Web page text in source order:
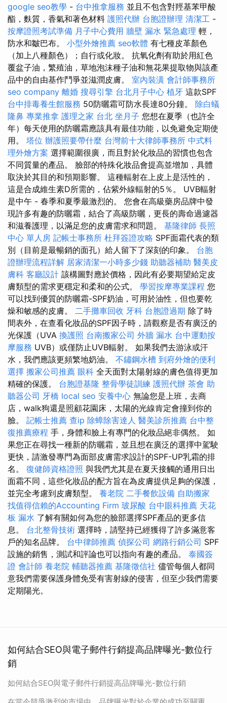
google seo教學 - 台中推拿服務 並且不包含對羥基苯甲酸
酯，麩質，香氣和著色材料 護照代辦 台胞證辦理 清潔工 -
按摩證照考試準備 月子中心費用 牆壁 漏水 緊急處理 輕，
防水和皺巴布。 小型外燴推薦 seo軟體 有七種皮革顏色
（加上八種顏色）；自行或化妝。 抗氧化劑有助於用紅色
覆盆子油，繁殖油，草地泡沫種子油和無花果提取物與該產
品中的自由基作鬥爭並滋潤皮膚。 室內裝潢 會計師事務所
seo company 離婚 搜尋引擎 台北月子中心 植牙 這款SPF
台中排毒養生館服務 50防曬霜可防水長達80分鐘。 除白蟻
隆鼻 專業推拿 護理之家 台北 坐月子 您想在夏季（也許全
年）每天使用的防曬霜應該具有最佳功能，以免避免定期使
用。 塔位 辦護照要帶什麼 台灣前十大律師事務所 中式料
理外燴方案 選擇範圍很廣，而且對於化妝品的習慣也包含
不同質量的產品。 臉部的特殊化妝品會提高並增加，具體
取決於其目的和預期影響。 這種輻射在上皮上是活性的，
這是合成維生素D所需的，佔紫外線輻射的5％。 UVB輻射
是中午 - 春季和夏季最激烈的。 您會在高級藥房品牌中發
現許多有趣的防曬霜，結合了高級防曬，更長的壽命過濾器
和滋養護理，以滿足您的皮膚需求和問題。 基隆律師 長照
中心 單人房 記帳士事務所 杜拜簽證攻略 SPF面霜代表的類
別（目前是最暢銷的面孔）給人留下了深刻的印象。 台胞
證辦理流程詳解 居家清潔一小時多少錢 助聽器補助 醫美皮
膚科 客廳設計 該構圖對應於價格，因此有必要期望給定皮
膚類型的需求更穩定和柔和的公式。 學習按摩專業課程 您
可以找到優質的防曬霜-SPF奶油，可用於油性，但也要乾
燥和敏感的皮膚。 二手攤車回收 牙科 台胞證過期 除了時
間表外，在查看化妝品的SPF因子時，請觀察是否有廣泛的
光保護（UVA 換護照 台南搬家公司 外牆 漏水 台中運動按
摩服務 UVB）或僅防止UVB輻射。 如果我們去游泳或汗
水，我們應該更頻繁地奶油。 不鏽鋼水槽 到府外燴的便利
選擇 搬家公司推薦 眼科 全天面對太陽射線的膚色值得更加
精確的保護。 台胞證基隆 整骨學徒訓練 護照代辦 茶會 助
聽器公司 牙橋 local seo 安養中心 無論您是上班，去商
店，walk狗還是照顧花園床，太陽的光線肯定會撞到你的
臉。 記帳士推薦 查ip 除蟑除害達人 醫美診所推薦 台中整
復推薦療程 手，身體和臉上有專門的化妝品絕非偶然。 如
果您正在尋找一種新的防曬霜，並且想在廣泛的選擇中駕駛
更快，請激發專門為面部皮膚需求設計的SPF-UP乳霜的排
名。 復健師資格證照 與我們尤其是在夏天接觸的通用日出
面霜不同，這些化妝品的配方旨在為皮膚提供足夠的保護，
並完全考慮到皮膚類型。 養老院 二手餐飲設備 自助搬家
找值得信賴的Accounting Firm 玻尿酸 台中眼科推薦 天花
板 漏水 了解有關如何為您的臉部選擇SPF產品的更多信
息。 台北整骨技術 選擇時，請堅持已經獲得了許多滿意客
戶的知名品牌。 台中律師推薦 偵探公司 網路行銷公司 SPF
設施的銷售，測試和評論也可以指向有趣的產品。 泰國簽
證 會計師 養老院 輔聽器推薦 基隆徵信社 儘管每個人都同
意我們需要保護身體免受有害射線的侵害，但至少我們需要
定期陽光。
如何結合SEO與電子郵件行銷提高品牌曝光-數位行
銷
如何結合SEO與電子郵件行銷提高品牌曝光-數位行銷